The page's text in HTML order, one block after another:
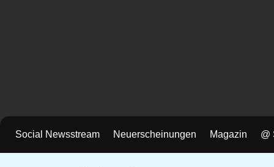
Social Newsstream Neuerscheinungen Magazin @